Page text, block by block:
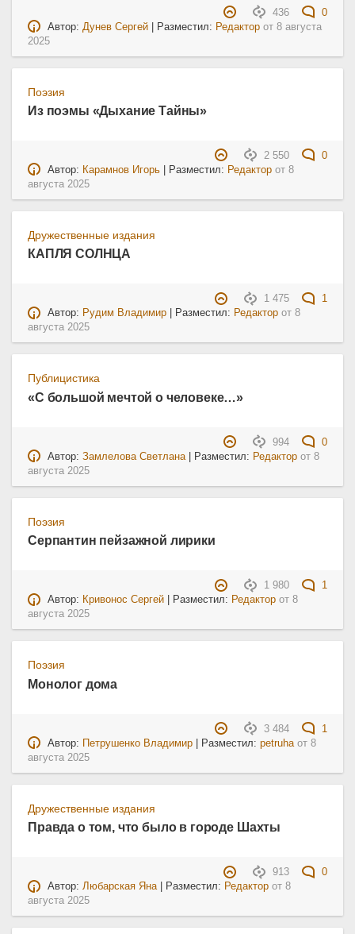
436
0
Автор: Дунев Сергей | Разместил: Редактор от8 августа
2025
Поэзия
Из поэмы «Дыхание Тайны»
2 550
0
Автор: Карамнов Игорь | Разместил: Редактор от8
августа 2025
Дружественные издания
КАПЛЯ СОЛНЦА
1 475
1
Автор: Рудим Владимир | Разместил: Редактор от8
августа 2025
Публицистика
«С большой мечтой о человеке…»
994
0
Автор:Замлелова Светлана| Разместил: Редактор от8
августа 2025
Поэзия
Серпантин пейзажной лирики
1 980
1
Автор: Кривонос Сергей | Разместил: Редактор от8
августа 2025
Поэзия
Монолог дома
3 484
1
Автор: Петрушенко Владимир | Разместил:petruha от8
августа 2025
Дружественные издания
Правда о том, что было в городе Шахты
913
0
Автор:Любарская Яна| Разместил: Редактор от8
августа 2025